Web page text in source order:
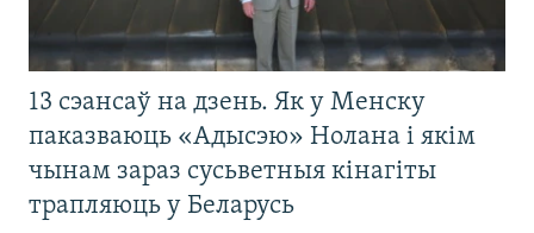
13 сэансаў на дзень. Як у Менску
паказваюць «Адысэю» Нолана і якім
чынам зараз сусьветныя кінагіты
трапляюць у Беларусь